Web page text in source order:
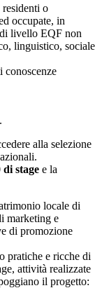
residenti o
occupate, in
livello EQF non
linguistico, sociale
conoscenze
alla selezione
di stage e la
locale di
marketing e
di promozione
pratiche e ricche di
attività realizzate
il progetto: